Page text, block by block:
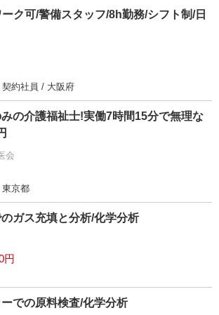
ク可/警備スタッフ/8h勤務/シフト制/日
約社員 / 大阪府
の介護福祉士!実働7時間15分で無理な
会
京都
ガス充填と分析/化学分析
円
での原料検査/化学分析